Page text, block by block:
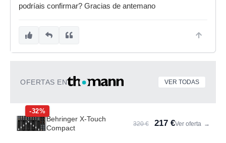
podríais confirmar? Gracias de antemano
OFERTAS EN VER TODAS
-32%
Behringer X-Touch
Compact
320 € 217 €Ver oferta →